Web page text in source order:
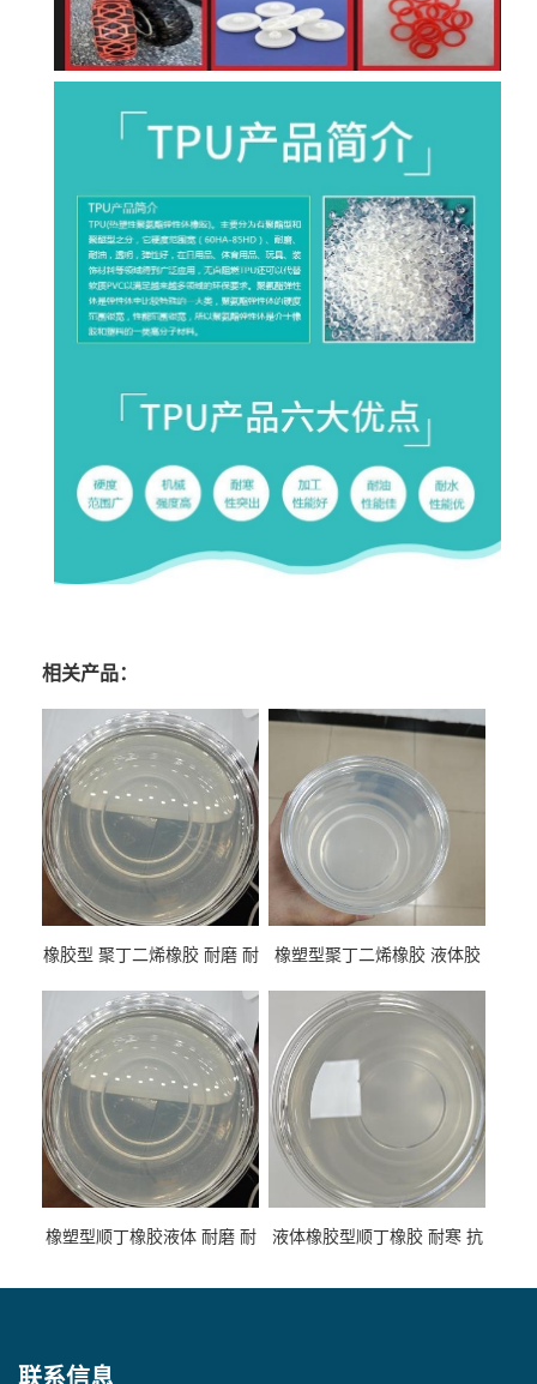
相关产品：
橡胶型 聚丁二烯橡胶 耐磨 耐
性
橡塑型聚丁二烯橡胶 液体胶
专用
橡塑型顺丁橡胶液体 耐磨 耐
液体橡胶型顺丁橡胶 耐寒 抗
联系信息